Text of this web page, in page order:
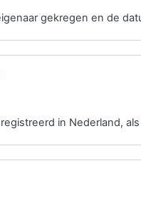
gekregen en de
in Nederland,